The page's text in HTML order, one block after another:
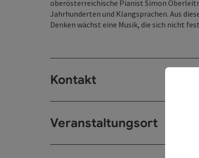
oberösterreichische Pianist Simon
Jahrhunderten und Klangsprachen. Aus
Denken wächst eine Musik, die sich nicht
Kontakt
Veranstaltungsort